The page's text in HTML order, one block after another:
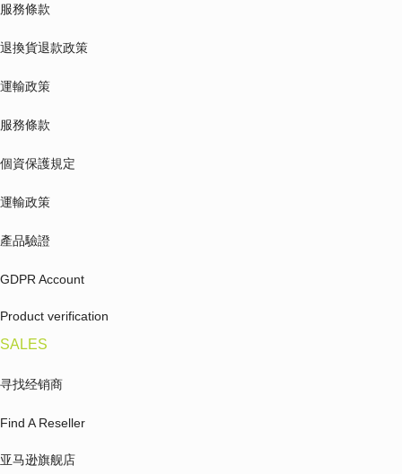
服務條款
退換貨退款政策
運輸政策
服務條款
個資保護規定
運輸政策
產品驗證
GDPR Account
Product verification
SALES
寻找经销商
Find A Reseller
亚马逊旗舰店